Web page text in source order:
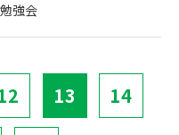
強会
13 14